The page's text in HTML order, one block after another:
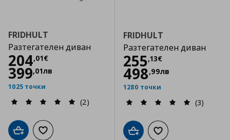
FRIDHULT
Разтегателен диван
204,01€
Цена
399,01лв
1025 точки
(2)
Добави в кошницата
Добави към списъка с любими
FRIDHULT
Разтегателен диван
255,13€
Цена
498,99лв
1280 точки
(3)
Добави в кошницата
Добави към